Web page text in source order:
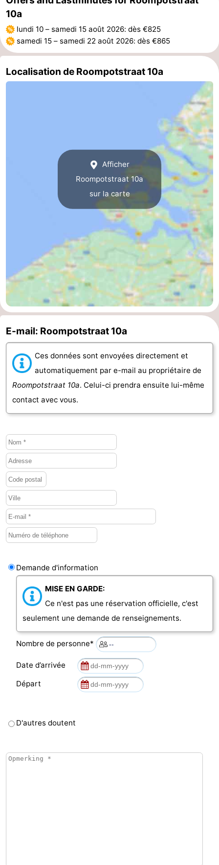
Haamstede
Nature
Kop
Schouwen
Walcheren
-
Nature
-
Middelburg
Zeeuws-
Vlaanderen
-
Nieuwvliet
-
Sluis
-
Nature
Zwin
Météo
Contact
10a
lundi 10 – samedi 15 août 2026: dès €825
samedi 15 – samedi 22 août 2026: dès €865
Localisation de Roompotstraat 10a
Afficher
Roompotstraat 10a
sur la carte
E-mail: Roompotstraat 10a
Ces données sont envoyées directement et
automatiquement par e-mail au propriétaire de
Roompotstraat 10a. Celui-ci prendra ensuite lui-même
contact avec vous.
Demande d'information
MISE EN GARDE:
Ce n'est pas une réservation officielle, c'est
seulement une demande de renseignements.
Nombre de personne*
Date d’arrivée
Départ
D'autres doutent